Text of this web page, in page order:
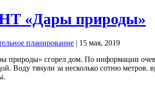
«Дары природы»
планирование | 15 мая, 2019
природы» сгорел дом. По информации
Воду тянули за несколько сотню